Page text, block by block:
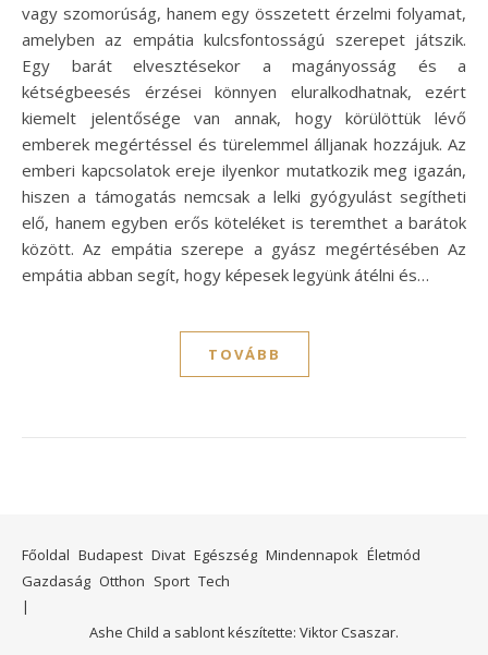
vagy szomorúság, hanem egy összetett érzelmi folyamat,
amelyben az empátia kulcsfontosságú szerepet játszik.
Egy barát elvesztésekor a magányosság és a
kétségbeesés érzései könnyen eluralkodhatnak, ezért
kiemelt jelentősége van annak, hogy körülöttük lévő
emberek megértéssel és türelemmel álljanak hozzájuk. Az
emberi kapcsolatok ereje ilyenkor mutatkozik meg igazán,
hiszen a támogatás nemcsak a lelki gyógyulást segítheti
elő, hanem egyben erős köteléket is teremthet a barátok
között. Az empátia szerepe a gyász megértésében Az
empátia abban segít, hogy képesek legyünk átélni és…
TOVÁBB
Főoldal Budapest Divat Egészség Mindennapok Életmód
Gazdaság Otthon Sport Tech
Ashe Child a sablont készítette: Viktor Csaszar.